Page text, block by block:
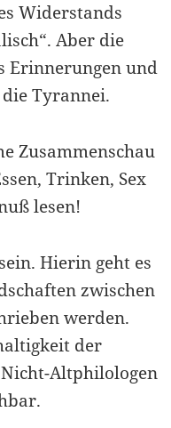
Widerstands
Aber die
Erinnerungen und
Tyrannei.
Zusammenschau
Trinken, Sex
lesen!
Hierin geht es
zwischen
werden.
der
Altphilologen